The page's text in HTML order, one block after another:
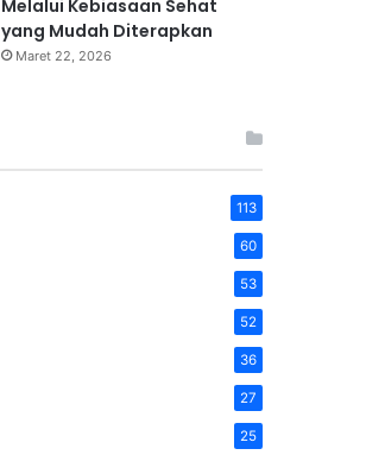
Melalui Kebiasaan Sehat
yang Mudah Diterapkan
Maret 22, 2026
113
60
53
52
36
27
25